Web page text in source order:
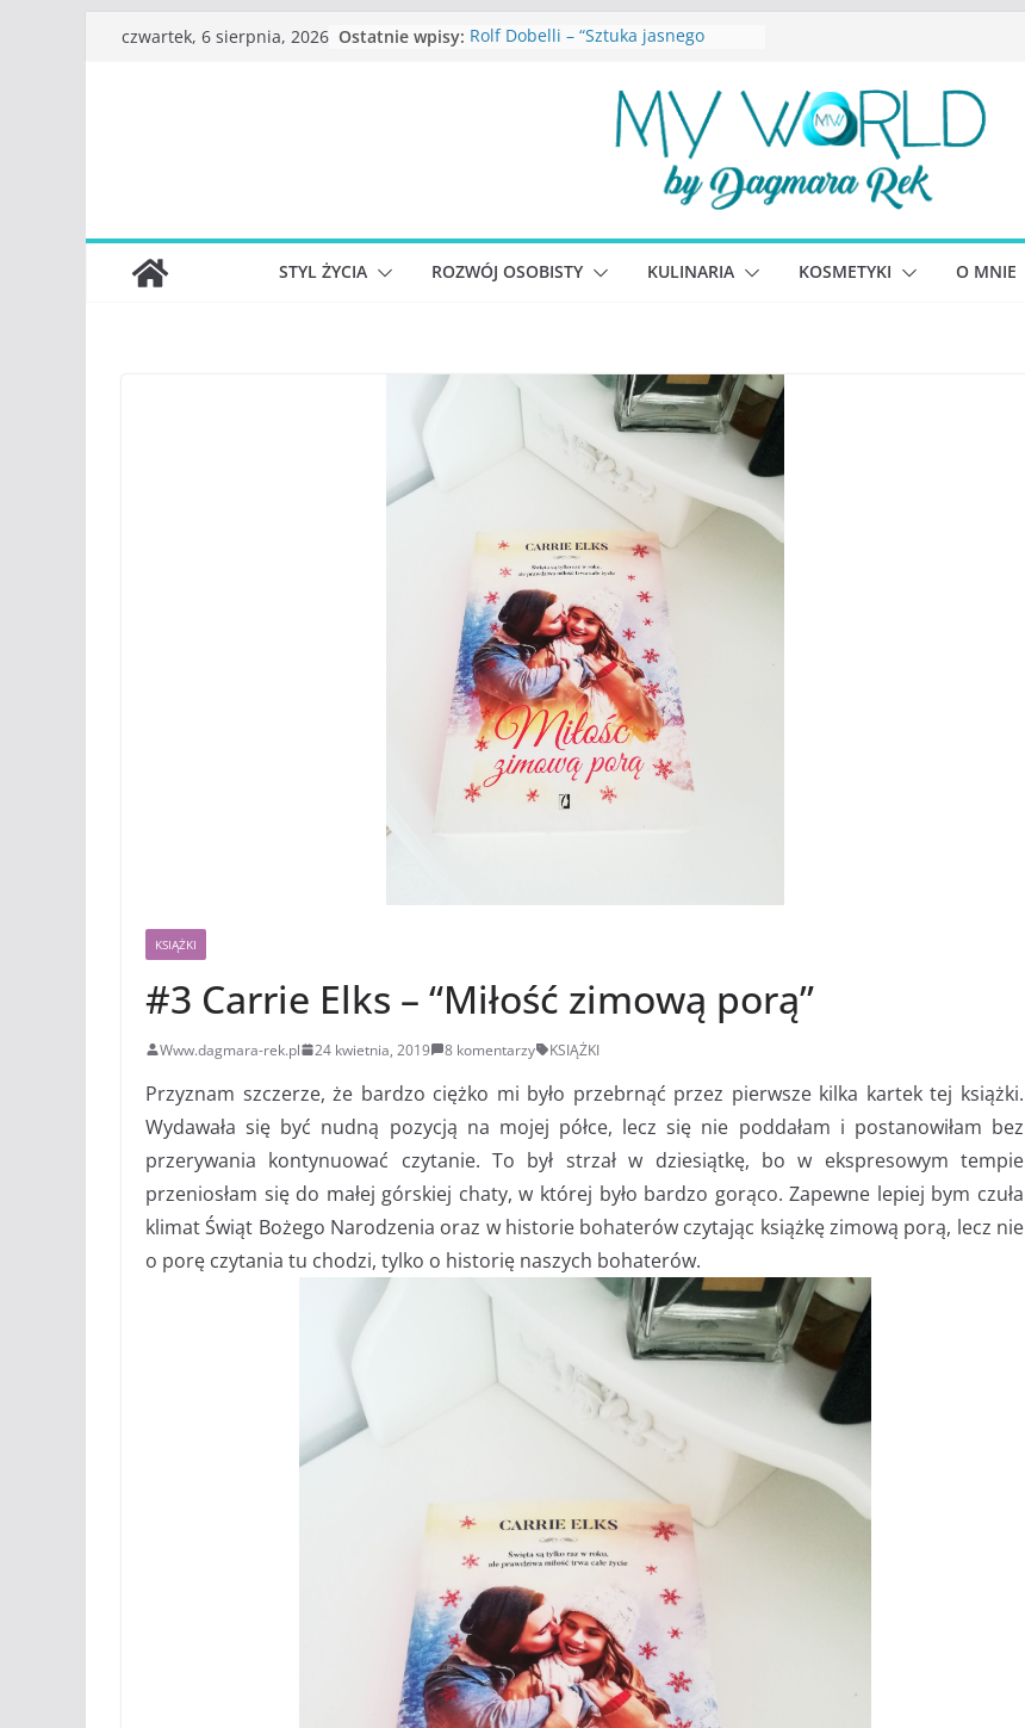
Przejdź
czwartek, 6 sierpnia, 2026 Ostatnie wpisy: Rolf Dobelli – “Sztuka jasnego
Konstancina. Sekrety seksbiznesu”
Katarzyna Lewandowicz – Zanim
władzy, chciwości i upadku ideałów
największego portalu
STYL ŻYCIA ROZWÓJ OSOBISTY KULINARIA KOSMETYKI O MNIE
KSIĄŻKI
#3 Carrie Elks – “Miłość zimową porą”
Www.dagmara-rek.pl 24 kwietnia, 2019 8 komentarzy KSIĄŻKI
Przyznam szczerze, że bardzo ciężko mi było przebrnąć przez pierwsze kilka kartek tej książki.
Wydawała się być nudną pozycją na mojej półce, lecz się nie poddałam i postanowiłam bez
przerywania kontynuować czytanie. To był strzał w dziesiątkę, bo w ekspresowym tempie
przeniosłam się do małej górskiej chaty, w której było bardzo gorąco. Zapewne lepiej bym czuła
klimat Świąt Bożego Narodzenia oraz w historie bohaterów czytając książkę zimową porą, lecz nie
o porę czytania tu chodzi, tylko o historię naszych bohaterów.